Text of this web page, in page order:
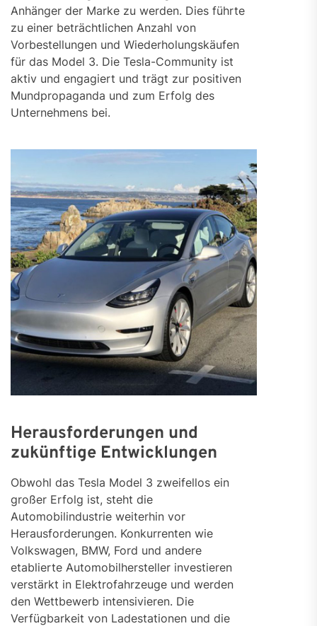
Anhänger der Marke zu werden. Dies führte
zu einer beträchtlichen Anzahl von
Vorbestellungen und Wiederholungskäufen
für das Model 3. Die Tesla-Community ist
aktiv und engagiert und trägt zur positiven
Mundpropaganda und zum Erfolg des
Unternehmens bei.
Herausforderungen und
zukünftige Entwicklungen
Obwohl das Tesla Model 3 zweifellos ein
großer Erfolg ist, steht die
Automobilindustrie weiterhin vor
Herausforderungen. Konkurrenten wie
Volkswagen, BMW, Ford und andere
etablierte Automobilhersteller investieren
verstärkt in Elektrofahrzeuge und werden
den Wettbewerb intensivieren. Die
Verfügbarkeit von Ladestationen und die